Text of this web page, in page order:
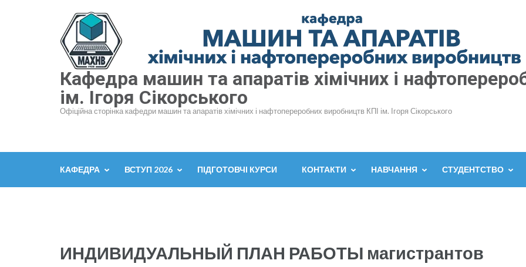
Кафедра машин та апаратів хімічних і
ім. Ігоря Сікорського
Офіційна сторінка кафедри машин та апаратів хімічних і нафтопереробних виробництв КПІ ім. Ігоря Сікорського
КАФЕДРА ВСТУП 2026 ПІДГОТОВЧІ КУРСИ КОНТАКТИ НАВЧАННЯ СТУДЕНТСТВО
ИНДИВИДУАЛЬНЫЙ ПЛАН РАБОТЫ магистрантов